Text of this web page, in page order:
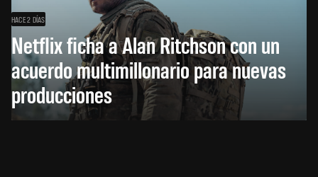
HACE 2 DÍAS
Netflix ficha a Alan Ritchson con un
acuerdo multimillonario para nuevas
producciones